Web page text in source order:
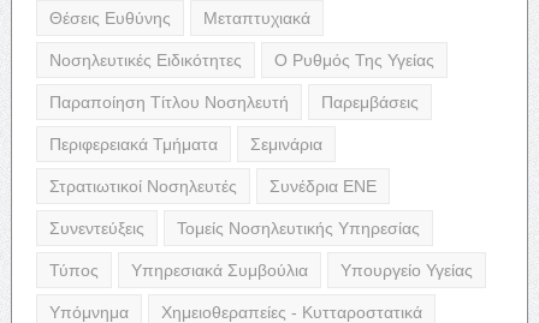
Θέσεις Ευθύνης Μεταπτυχιακά
Νοσηλευτικές Ειδικότητες Ο Ρυθμός Της Υγείας
Παραποίηση Τίτλου Νοσηλευτή Παρεμβάσεις
Περιφερειακά Τμήματα Σεμινάρια
Στρατιωτικοί Νοσηλευτές Συνέδρια ΕΝΕ
Συνεντεύξεις Τομείς Νοσηλευτικής Υπηρεσίας
Τύπος Υπηρεσιακά Συμβούλια Υπουργείο Υγείας
Υπόμνημα Χημειοθεραπείες - Κυτταροστατικά